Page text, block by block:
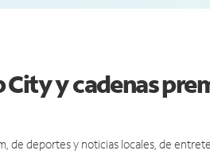
City y cadenas
de deportes y noticias locales, de